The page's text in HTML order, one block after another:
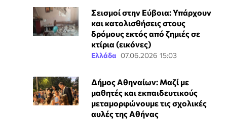
Σεισμοί στην Εύβοια: Υπάρχουν
και κατολισθήσεις στους
δρόμους εκτός από ζημιές σε
κτίρια (εικόνες)
Ελλάδα 07.06.2026 15:03
Δήμος Αθηναίων: Μαζί με
μαθητές και εκπαιδευτικούς
μεταμορφώνουμε τις σχολικές
αυλές της Αθήνας